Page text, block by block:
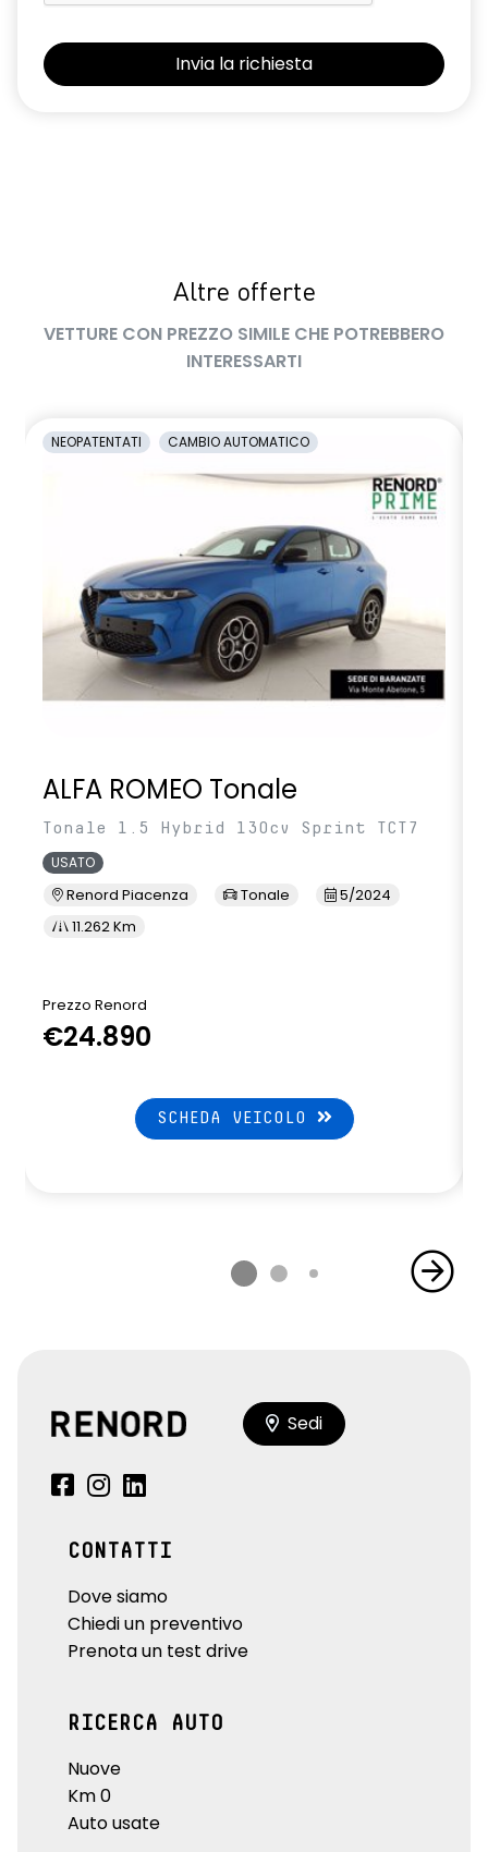
retrovisori esterni elettrici riscaldabili e ripiegabili
elettricamente
sistema di frenata d'emergenza attiva con riconoscimento
sistema di rilevamento stato di vigilanza del conducente
Auto™ / Apple CarPlay™
volante multifunzione in TEP
Altre offerte
VETTURE CON PREZZO SIMILE CHE POTREBBERO
INTERESSARTI
NEOPATENTATI CAMBIO AUTOMATICO
ALFA ROMEO Tonale
Tonale 1.5 Hybrid 130cv Sprint TCT7
USATO
Renord Piacenza Tonale
5/2024
11.262 Km
Prezzo Renord
€24.890
SCHEDA VEICOLO
Sedi
CONTATTI
Dove siamo
Chiedi un preventivo
Prenota un test drive
RICERCA AUTO
Nuove
Km 0
Auto usate